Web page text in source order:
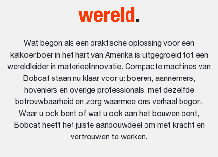
wereld.
Wat begon als een praktische oplossing voor een
kalkoenboer in het hart van Amerika is uitgegroeid tot een
wereldleider in materieelinnovatie. Compacte machines van
Bobcat staan nu klaar voor u: boeren, aannemers,
hoveniers en overige professionals, met dezelfde
betrouwbaarheid en zorg waarmee ons verhaal begon.
Waar u ook bent of wat u ook aan het bouwen bent,
Bobcat heeft het juiste aanbouwdeel om met kracht en
vertrouwen te werken.